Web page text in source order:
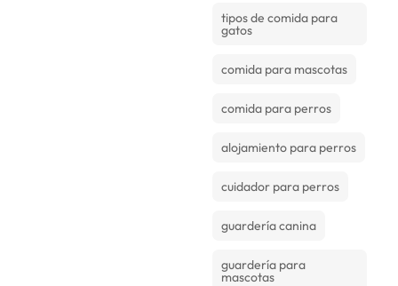
tipos de comida para
gatos
comida para mascotas
comida para perros
alojamiento para perros
cuidador para perros
guardería canina
guardería para
mascotas